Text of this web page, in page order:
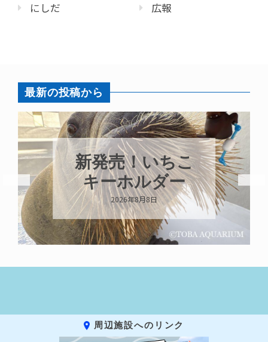
にしだ
広報
最新の投稿から
新発売！いちこ
キーホルダー
2026年8月8日
周辺施設へのリンク